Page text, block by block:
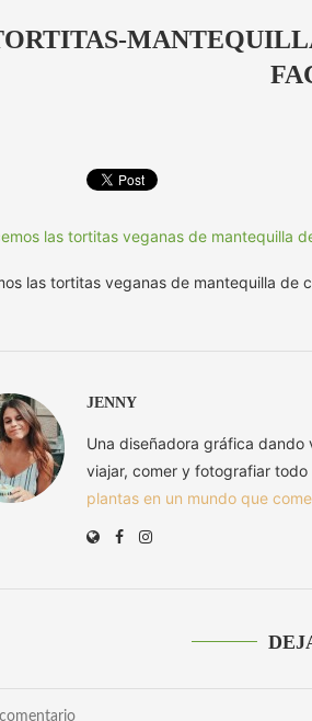
las tortitas veganas de mantequilla de
JENNY
Una diseñadora gráfica dando
viajar, comer y fotografiar
plantas en un mundo que